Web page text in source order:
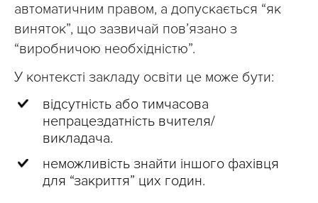
автоматичним правом, а допускається “як
виняток”, що зазвичай пов’язано з
“виробничою необхідністю”.
У контексті закладу освіти це може бути:
відсутність або тимчасова
непрацездатність вчителя/
викладача.
неможливість знайти іншого фахівця
для “закриття” цих годин.